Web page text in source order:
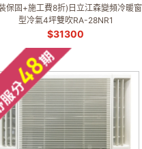
保固+施工費8折)日立江森變頻冷暖窗
型冷氣4坪雙吹RA-28NR1
$31300